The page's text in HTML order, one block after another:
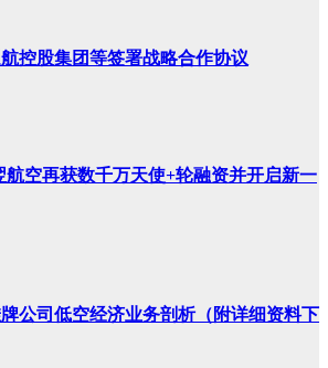
控股集团等签署战略合作协议
空再获数千万天使+轮融资并开启新一
公司低空经济业务剖析（附详细资料下